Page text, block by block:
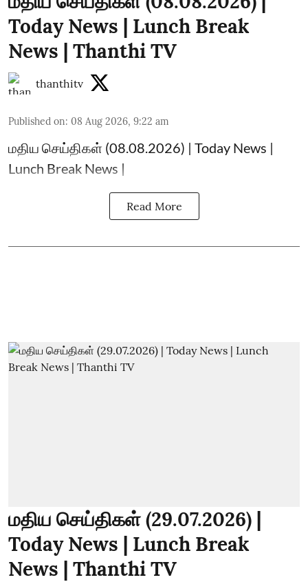
Today News | Lunch Break
News | Thanthi TV
thanthitv
Published on: 08 Aug 2026, 9:22 am
மதிய செய்திகள் (08.08.2026) | Today News |
Lunch Break News |
Read More
மதிய செய்திகள் (29.07.2026) |
Today News | Lunch Break
News | Thanthi TV